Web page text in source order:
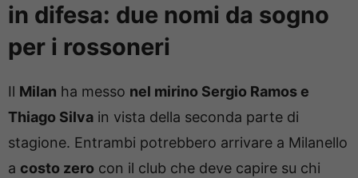
in difesa: due nomi da sogno
per i rossoneri
Il Milan ha messo nel mirino Sergio Ramos e
Thiago Silva in vista della seconda parte di
stagione. Entrambi potrebbero arrivare a Milanello
a costo zero con il club che deve capire su chi